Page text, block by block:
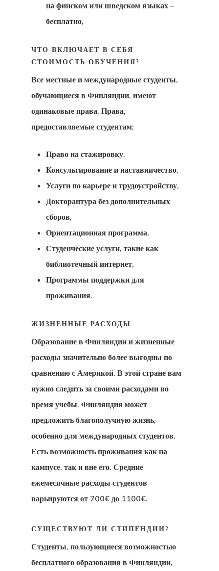
на финском или шведском языках –
бесплатно,
ЧТО ВКЛЮЧАЕТ В СЕБЯ
СТОИМОСТЬ ОБУЧЕНИЯ?
Все местные и международные студенты,
обучающиеся в Финляндии, имеют
одинаковые права. Права,
предоставляемые студентам;
Право на стажировку,
Консультирование и наставничество,
Услуги по карьере и трудоустройству,
Докторантура без дополнительных
сборов,
Ориентационная программа,
Студенческие услуги, такие как
библиотечный интернет,
Программы поддержки для
проживания.
ЖИЗНЕННЫЕ РАСХОДЫ
Образование в Финляндии и жизненные
расходы значительно более выгодны по
сравнению с Америкой. В этой стране вам
нужно следить за своими расходами во
время учебы. Финляндия может
предложить благополучную жизнь,
особенно для международных студентов.
Есть возможность проживания как на
кампусе, так и вне его. Средние
ежемесячные расходы студентов
варьируются от 700€ до 1100€.
СУЩЕСТВУЮТ ЛИ СТИПЕНДИИ?
Студенты, пользующиеся возможностью
бесплатного образования в Финляндии,
Соглашение
Латвийская
Стартап-
Наши Офисы
Турции
Новостная
Рассылка
Оплата
Платеж Не
Прошел
Об Оплате
Поисковый
Запрос
Политика
Данных
Цена Агента
Программа